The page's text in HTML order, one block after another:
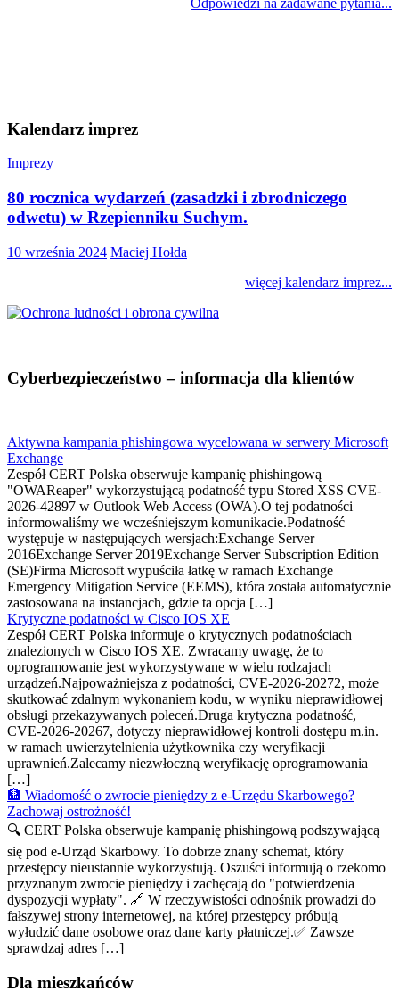
Odpowiedzi na zadawane pytania...
Kalendarz imprez
Imprezy
80 rocznica wydarzeń (zasadzki i zbrodniczego
odwetu) w Rzepienniku Suchym.
10 września 2024 Maciej Hołda
więcej kalendarz imprez...
Cyberbezpieczeństwo – informacja dla klientów
Aktywna kampania phishingowa wycelowana w serwery Microsoft
Exchange
Zespół CERT Polska obserwuje kampanię phishingową
"OWAReaper" wykorzystującą podatność typu Stored XSS CVE-
2026-42897 w Outlook Web Access (OWA).O tej podatności
informowaliśmy we wcześniejszym komunikacie.Podatność
występuje w następujących wersjach:Exchange Server
2016Exchange Server 2019Exchange Server Subscription Edition
(SE)Firma Microsoft wypuściła łatkę w ramach Exchange
Emergency Mitigation Service (EEMS), która została automatycznie
zastosowana na instancjach, gdzie ta opcja […]
Krytyczne podatności w Cisco IOS XE
Zespół CERT Polska informuje o krytycznych podatnościach
znalezionych w Cisco IOS XE. Zwracamy uwagę, że to
oprogramowanie jest wykorzystywane w wielu rodzajach
urządzeń.Najpoważniejsza z podatności, CVE-2026-20272, może
skutkować zdalnym wykonaniem kodu, w wyniku nieprawidłowej
obsługi przekazywanych poleceń.Druga krytyczna podatność,
CVE-2026-20267, dotyczy nieprawidłowej kontroli dostępu m.in.
w ramach uwierzytelnienia użytkownika czy weryfikacji
uprawnień.Zalecamy niezwłoczną weryfikację oprogramowania
[…]
🏦 Wiadomość o zwrocie pieniędzy z e-Urzędu Skarbowego?
Zachowaj ostrożność!
🔍 CERT Polska obserwuje kampanię phishingową podszywającą
się pod e-Urząd Skarbowy. To dobrze znany schemat, który
przestępcy nieustannie wykorzystują. Oszuści informują o rzekomo
przyznanym zwrocie pieniędzy i zachęcają do "potwierdzenia
dyspozycji wypłaty". 🔗 W rzeczywistości odnośnik prowadzi do
fałszywej strony internetowej, na której przestępcy próbują
wyłudzić dane osobowe oraz dane karty płatniczej.✅ Zawsze
sprawdzaj adres […]
Dla mieszkańców